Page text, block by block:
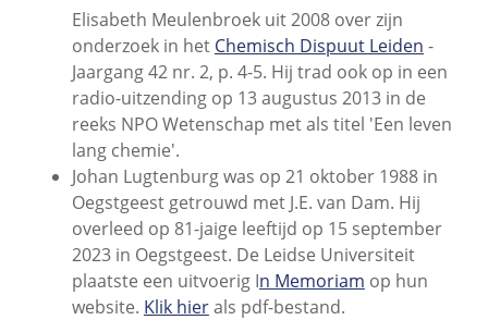
Elisabeth Meulenbroek uit 2008 over zijn
onderzoek in het Chemisch Dispuut Leiden -
Jaargang 42 nr. 2, p. 4-5. Hij trad ook op in een
radio-uitzending op 13 augustus 2013 in de
reeks NPO Wetenschap met als titel 'Een leven
lang chemie'.
Johan Lugtenburg was op 21 oktober 1988 in
Oegstgeest getrouwd met J.E. van Dam. Hij
overleed op 81-jaige leeftijd op 15 september
2023 in Oegstgeest. De Leidse Universiteit
plaatste een uitvoerig In Memoriam op hun
website. Klik hierals pdf-bestand.